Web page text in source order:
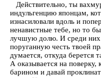
Действительно, ты
индульгенцию японцам,
изнасиловали вдоль и
ненавистные тебе, но то
лучшую долю. И среди них
поруганную честь твоей
думается, откуда берется
А оказывается на
барином и давай